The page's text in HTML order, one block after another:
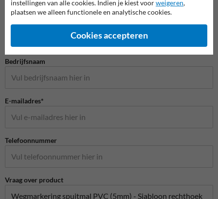
Stel je vraag aan Wegmarkering.nl
Bedrijfsnaam
E-mailadres*
Telefoonnummer
Vraag over product
instellingen van alle cookies. Indien je kiest voorweigeren,
plaatsen we alleen functionele en analytische cookies.
Cookies accepteren